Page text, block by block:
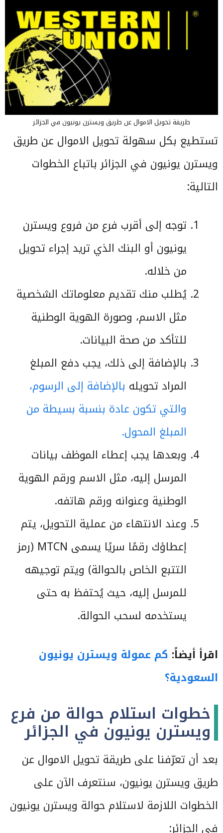
طريقة تحويل الاموال عن طريق ويسترن يونيون في الجزائر
تستطيع بكل سهولة تحويل الاموال عن طريق
ويسترن يونيون في الجزائر باتباع الخطوات
التالية:
توجه إلى أقرب فرع من فروع ويسترن
يونيون أو البنك الذي تريد إجراء تحويل
من خلاله.
يُطلب منك تقديم معلوماتك الشخصية
مثل الاسم، وصورة الهوية الوطنية
للتأكد من صحة البيانات.
بالإضافة إلى ذلك، يجب دفع المبلغ
المراد تحويله بالإضافة إلى الرسوم،
والتي تكون عادة بنسبة بسيطة من
المبلغ المحول.
وبعدها يجب إعطاء الموظف بيانات
المرسل إليه، مثل الاسم ورقم الهوية
الوطنية وعنوانه ورقم هاتفه.
وعند الانتهاء من عملية التحويل، يتم
إعطاؤك رقمًا سريًا يسمى MTCN (رمز
التتبع الخاص بالحوالة) ويتم توجيهه
للمرسل إليه، حيث يُحتفظ به حتى
يستخدمه لسحب الحوالة.
اقرأ أيضاً: كم عمولة ويسترن يونيون
السعودية؟
خطوات استلام حوالة من فرع
ويسترن يونيون في الجزائر
بعد أن تعرّفنا على طريقة تحويل الاموال عن
طريق ويسترن يونيون، سنتعرف الآن على
الخطوات اللازمة لاستلام حوالة ويسترن يونيون
في الجزائر: